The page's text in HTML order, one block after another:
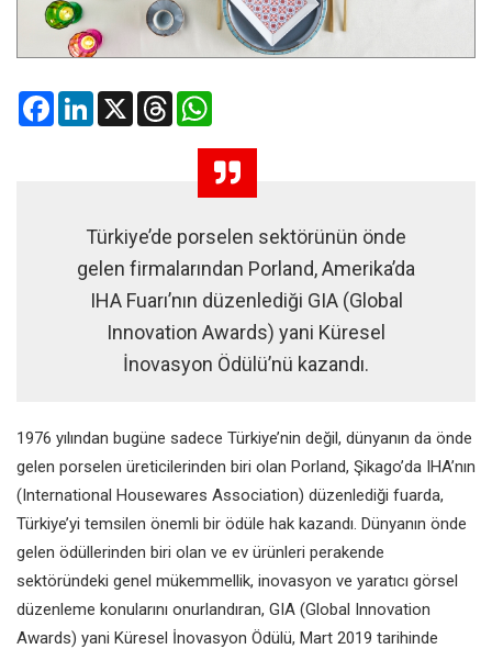
FacebookLinkedIn
X Threads
Türkiye’de porselen sektörünün önde
gelen firmalarından Porland, Amerika’da
IHA Fuarı’nın düzenlediği GIA (Global
Innovation Awards) yani Küresel
İnovasyon Ödülü’nü kazandı.
1976 yılından bugüne sadece Türkiye’nin değil, dünyanın da önde
gelen porselen üreticilerinden biri olan Porland, Şikago’da IHA’nın
(International Housewares Association) düzenlediği fuarda,
Türkiye’yi temsilen önemli bir ödüle hak kazandı. Dünyanın önde
gelen ödüllerinden biri olan ve ev ürünleri perakende
sektöründeki genel mükemmellik, inovasyon ve yaratıcı görsel
düzenleme konularını onurlandıran, GIA (Global Innovation
Awards) yani Küresel İnovasyon Ödülü, Mart 2019 tarihinde